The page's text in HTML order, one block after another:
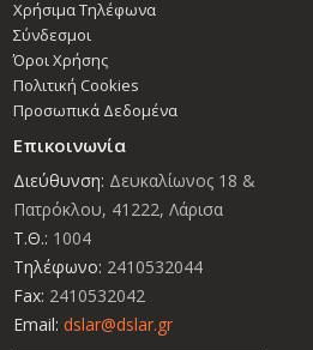
Χρήσιμα Τηλέφωνα
Σύνδεσμοι
Όροι Χρήσης
Πολιτική Cookies
Προσωπικά Δεδομένα
Επικοινωνία
Διεύθυνση: Δευκαλίωνος 18 &
Πατρόκλου, 41222, Λάρισα
Τ.Θ.: 1004
Τηλέφωνο: 2410532044
Fax: 2410532042
Email: dslar@dslar.gr